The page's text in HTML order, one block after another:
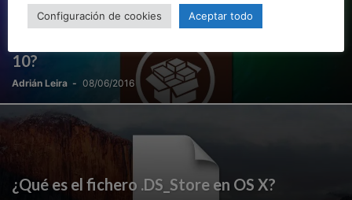
10?
Adrián Leira - 08/06/2016
¿Qué es el fichero .DS_Store en OS X?
Configuración de cookies Aceptar todo